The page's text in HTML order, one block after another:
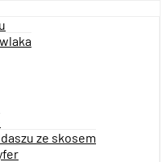
ze skosem